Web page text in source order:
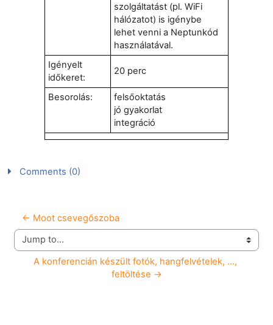
szolgáltatást (pl. WiFi
hálózatot) is igénybe
lehet venni a Neptunkód
használatával.
Igényelt
időkeret:
20 perc
Besorolás:
felsőoktatás
jó gyakorlat
integráció
Comments (0)
← Moot csevegőszoba
Jump to...
A konferencián készült fotók, hangfelvételek, ...,
feltöltése →